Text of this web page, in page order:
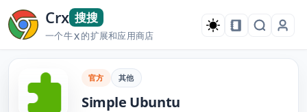
Crx 搜搜
一个牛X的扩展和应用商店
官方 其他
Simple Ubuntu